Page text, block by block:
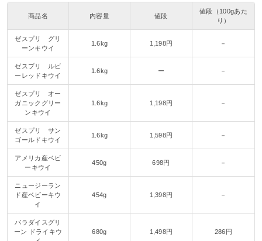
商品名 内容量 値段
値段（100gあた
り）
ゼスプリ グリ
ーンキウイ
1.6kg 1,198円 －
ゼスプリ ルビ
ーレッドキウイ
1.6kg ー －
ゼスプリ オー
ガニックグリー
ンキウイ
1.6kg 1,198円 －
ゼスプリ サン
ゴールドキウイ
1.6kg 1,598円 －
アメリカ産ベビ
ーキウイ
450g 698円 －
ニュージーラン
ド産ベビーキウ
イ
454g 1,398円 －
パラダイスグリ
ーン ドライキウ
680g 1,498円 286円